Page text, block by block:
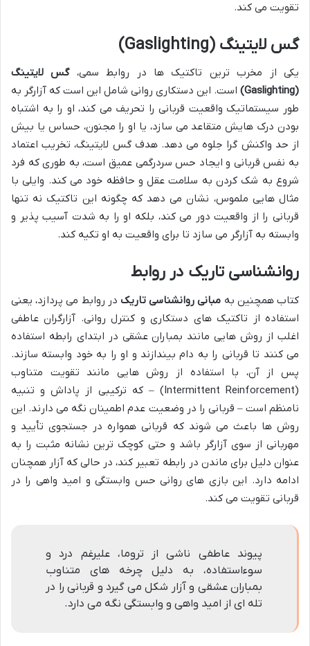
تقویت می کند.
گس لایتینگ (Gaslighting)
یکی از مخرب ترین تاکتیک ها در روابط سمی،گس لایتینگ
(Gaslighting)
است. این دستکاری روانی شامل این است که آزارگر به
طور سیستماتیک واقعیت قربانی را تحریف می کند، او را به اشتباه
بودن درک هایش متقاعد می سازد، یا او را مجنون، حساس یا بیش
از حد واکنش گرا جلوه می دهد. هدف گس لایتینگ، تخریب اعتماد
به نفس قربانی و ایجاد حس سردرگمی عمیق است، به طوری که فرد
شروع به شک کردن به سلامت عقل و حافظه خود می کند. وایلی با
مثال هایی ملموس، نشان می دهد که چگونه این تاکتیک نه تنها
قربانی را از واقعیت دور می کند، بلکه او را به شدت آسیب پذیر و
وابسته به آزارگر می سازد تا برای واقعیت به او تکیه کند.
روانشناسی تاریک در روابط
کتاب همچنین به مبانی روانشناسی تاریک در روابط می پردازد، یعنی
استفاده از تاکتیک های دستکاری و کنترل روانی. آزارگران عاطفی
اغلب از روش هایی مانند بمباران عشقی در ابتدای رابطه استفاده
می کنند تا قربانی را به دام بیندازند و او را به خود وابسته سازند.
پس از آن، با استفاده از روش هایی مانند تقویت متناوب
(Intermittent Reinforcement) – که ترکیبی از پاداش و تنبیه
نامنظم است – قربانی را در وضعیت عدم اطمینان نگه می دارند. این
روش ها باعث می شوند که قربانی همواره در جستجوی تأیید و
مهربانی از سوی آزارگر باشد و حتی کوچک ترین نشانه مثبت را به
عنوان دلیل برای ماندن در رابطه تعبیر کند، در حالی که آزار همچنان
ادامه دارد. این بازی های روانی حس وابستگی و امید واهی را در
قربانی تقویت می کند.
پیوند عاطفی ناشی از تروما، علیرغم درد و
سوءاستفاده، به دلیل چرخه های متناوب
بمباران عشقی و آزار شکل می گیرد و قربانی را در
تله ای از امید واهی و وابستگی نگه می دارد.